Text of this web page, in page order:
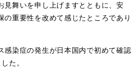
見舞いを申し上げますとともに、安
の重要性を改めて感じたところであり
感染症の発生が日本国内で初めて確認
た。